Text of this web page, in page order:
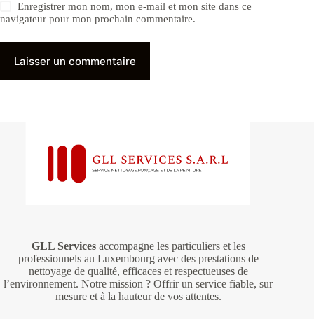
Enregistrer mon nom, mon e-mail et mon site dans ce
navigateur pour mon prochain commentaire.
Laisser un commentaire
GLL Servicesaccompagne les particuliers et les
professionnels au Luxembourg avec des prestations de
nettoyage de qualité, efficaces et respectueuses de
l’environnement. Notre mission ? Offrir un service fiable, sur
mesure et à la hauteur de vos attentes.